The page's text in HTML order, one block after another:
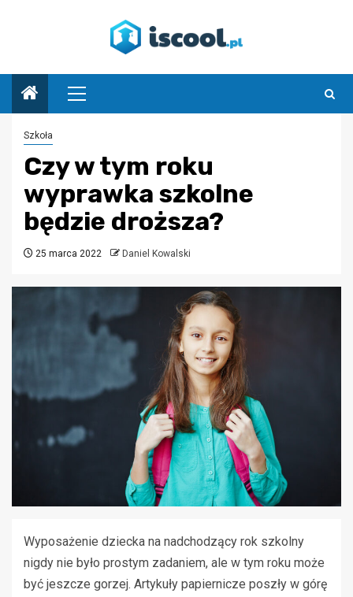
Menu
główne
Szkoła
Czy w tym roku
wyprawka szkolne
będzie droższa?
25 marca 2022 Daniel Kowalski
Wyposażenie dziecka na nadchodzący rok szkolny
nigdy nie było prostym zadaniem, ale w tym roku może
być jeszcze gorzej. Artykuły papiernicze poszły w górę